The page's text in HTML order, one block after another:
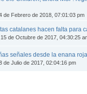
de Febrero de 2018, 07:01:03 pm
catalanes hacen falta para
de Octubre de 2017, 04:30:25
señales desde la enana
de Julio de 2017, 02:04:16 pm